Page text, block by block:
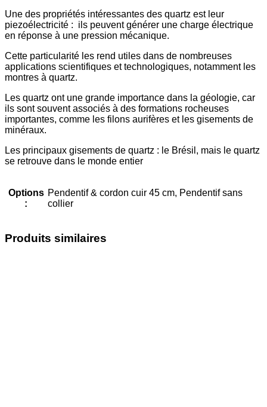
Une des propriétés intéressantes des quartz est leur
piezoélectricité : ils peuvent générer une charge électrique
en réponse à une pression mécanique.
Cette particularité les rend utiles dans de nombreuses
applications scientifiques et technologiques, notamment les
montres à quartz.
Les quartz ont une grande importance dans la géologie, car
ils sont souvent associés à des formations rocheuses
importantes, comme les filons aurifères et les gisements de
minéraux.
Les principaux gisements de quartz : le Brésil, mais le quartz
se retrouve dans le monde entier
Options
:
Pendentif & cordon cuir 45 cm, Pendentif sans
collier
Produits similaires